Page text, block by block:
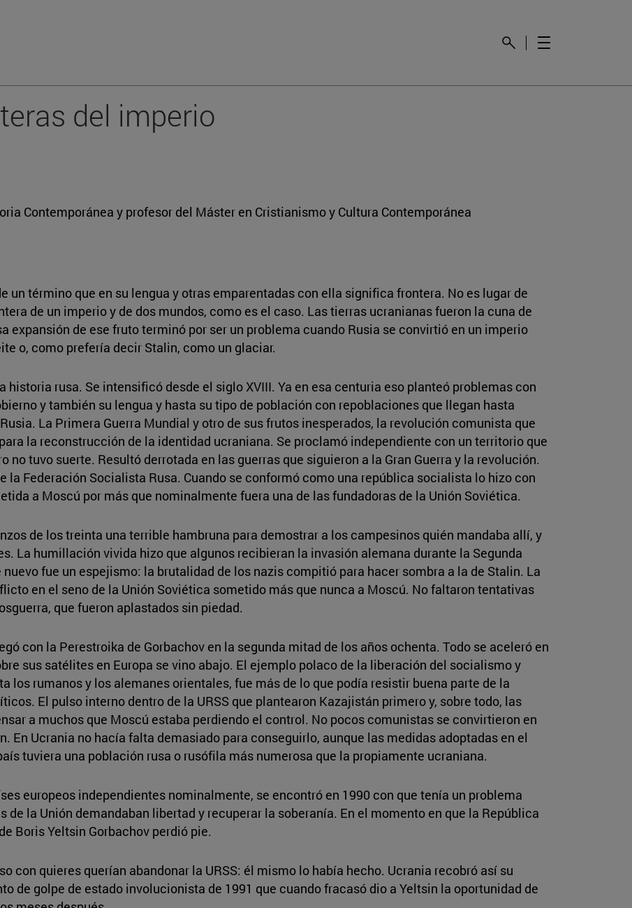
del imperio
Contemporánea y profesor del Máster en Cristianismo y Cultura Contemporánea
un término que en su lengua y otras emparentadas con ella significa frontera. No es lugar de
de un imperio y de dos mundos, como es el caso. Las tierras ucranianas fueron la cuna de
expansión de ese fruto terminó por ser un problema cuando Rusia se convirtió en un imperio
o, como prefería decir Stalin, como un glaciar.
historia rusa. Se intensificó desde el siglo XVIII. Ya en esa centuria eso planteó problemas con
y también su lengua y hasta su tipo de población con repoblaciones que llegan hasta
La Primera Guerra Mundial y otro de sus frutos inesperados, la revolución comunista que
la reconstrucción de la identidad ucraniana. Se proclamó independiente con un territorio que
tuvo suerte. Resultó derrotada en las guerras que siguieron a la Gran Guerra y la revolución.
la Federación Socialista Rusa. Cuando se conformó como una república socialista lo hizo con
a Moscú por más que nominalmente fuera una de las fundadoras de la Unión Soviética.
de los treinta una terrible hambruna para demostrar a los campesinos quién mandaba allí, y
La humillación vivida hizo que algunos recibieran la invasión alemana durante la Segunda
fue un espejismo: la brutalidad de los nazis compitió para hacer sombra a la de Stalin. La
en el seno de la Unión Soviética sometido más que nunca a Moscú. No faltaron tentativas
que fueron aplastados sin piedad.
con la Perestroika de Gorbachov en la segunda mitad de los años ochenta. Todo se aceleró en
sus satélites en Europa se vino abajo. El ejemplo polaco de la liberación del socialismo y
los rumanos y los alemanes orientales, fue más de lo que podía resistir buena parte de la
El pulso interno dentro de la URSS que plantearon Kazajistán primero y, sobre todo, las
a muchos que Moscú estaba perdiendo el control. No pocos comunistas se convirtieron en
En Ucrania no hacía falta demasiado para conseguirlo, aunque las medidas adoptadas en el
tuviera una población rusa o rusófila más numerosa que la propiamente ucraniana.
europeos independientes nominalmente, se encontró en 1990 con que tenía un problema
de la Unión demandaban libertad y recuperar la soberanía. En el momento en que la República
Boris Yeltsin Gorbachov perdió pie.
con quieres querían abandonar la URSS: él mismo lo había hecho. Ucrania recobró así su
de golpe de estado involucionista de 1991 que cuando fracasó dio a Yeltsin la oportunidad de